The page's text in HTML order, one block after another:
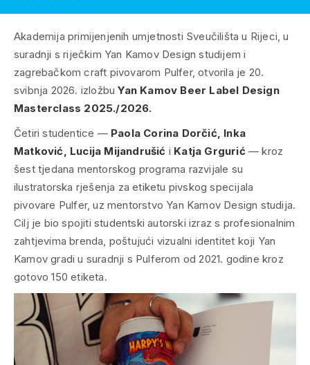
Akademija primijenjenih umjetnosti Sveučilišta u Rijeci, u
suradnji s riječkim Yan Kamov Design studijem i
zagrebačkom craft pivovarom Pulfer, otvorila je 20.
svibnja 2026. izložbuYan Kamov Beer Label Design
Masterclass 2025./2026.
Četiri studentice — Paola Corina Dorčić, Inka
Matković, Lucija Mijandrušić i Katja Grgurić — kroz
šest tjedana mentorskog programa razvijale su
ilustratorska rješenja za etiketu pivskog specijala
pivovare Pulfer, uz mentorstvo Yan Kamov Design studija.
Cilj je bio spojiti studentski autorski izraz s profesionalnim
zahtjevima brenda, poštujući vizualni identitet koji Yan
Kamov gradi u suradnji s Pulferom od 2021. godine kroz
gotovo 150 etiketa.